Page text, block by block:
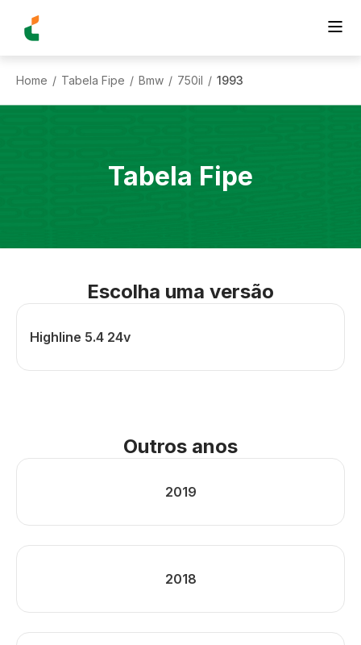
Home / Tabela Fipe / Bmw / 750il / 1993
Tabela Fipe
Escolha uma versão
Highline 5.4 24v
Outros anos
2019
2018